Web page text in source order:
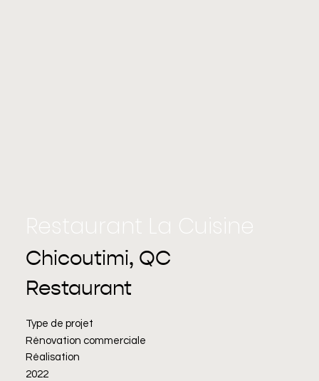
Restaurant La Cuisine
Chicoutimi, QC
Restaurant
Type de projet
Rénovation commerciale
Réalisation
2022